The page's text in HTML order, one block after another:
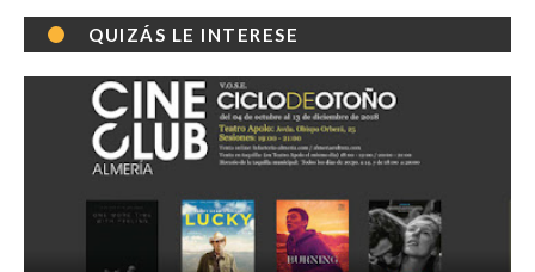
QUIZÁS LE INTERESE